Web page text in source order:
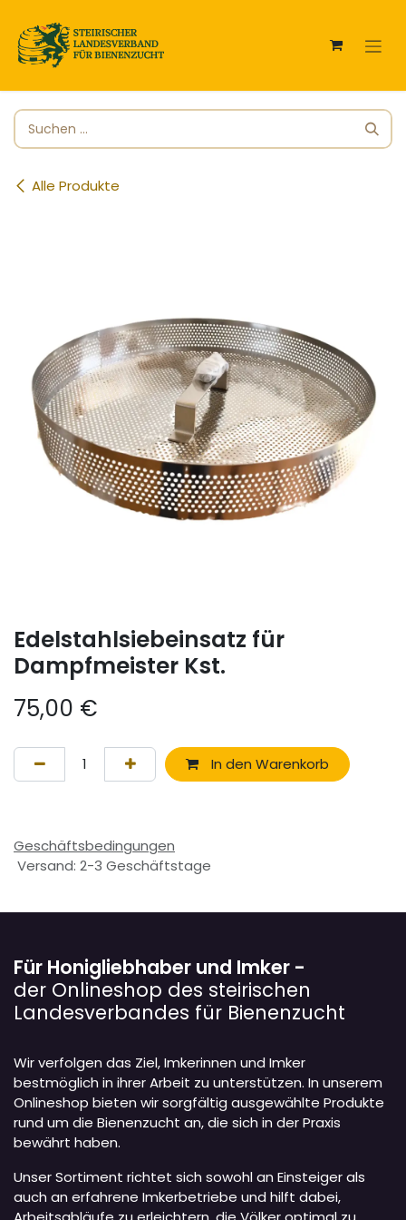
Alle Produkte
Edelstahlsiebeinsatz für
Dampfmeister Kst.
75,00 €
In den Warenkorb
Geschäftsbedingungen
Versand: 2-3 Geschäftstage
Für Honigliebhaber und Imker -
der Onlineshop des steirischen
Landesverbandes für Bienenzucht
Wir verfolgen das Ziel, Imkerinnen und Imker
bestmöglich in ihrer Arbeit zu unterstützen. In unserem
Onlineshop bieten wir sorgfältig ausgewählte Produkte
rund um die Bienenzucht an, die sich in der Praxis
bewährt haben.
Unser Sortiment richtet sich sowohl an Einsteiger als
auch an erfahrene Imkerbetriebe und hilft dabei,